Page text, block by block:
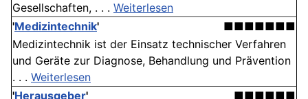
Gesellschaften, . . . Weiterlesen
'Medizintechnik'
■■■■■■■
Medizintechnik ist der Einsatz technischer Verfahren
und Geräte zur Diagnose, Behandlung und Prävention
. . . Weiterlesen
'Herausgeber'
■■■■■■